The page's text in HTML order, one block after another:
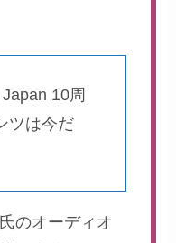
10周
ツは今だ
のオーディオ